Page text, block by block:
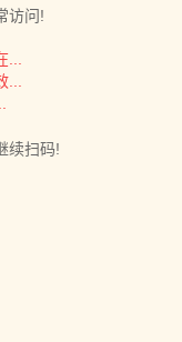
访问!
续扫码!